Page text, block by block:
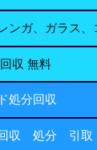
ンガ、ガラス、
収 無料
処分回収
回収 処分 引